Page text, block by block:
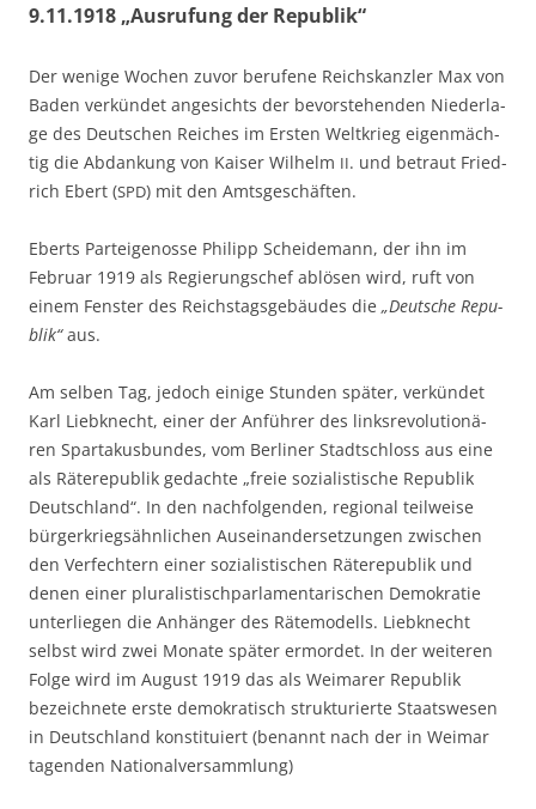
9.11.1918 „Ausrufung der Republik“
Der weni­ge Wochen zuvor beru­fe­ne Reichs­kanz­ler Max von
Baden ver­kün­det ange­sichts der bevor­ste­hen­den Nie­der­la­
ge des Deut­schen Rei­ches im Ers­ten Welt­krieg eigen­mäch­
tig die Abdan­kung von Kai­ser Wil­helm II. und betraut Fried­
rich Ebert (SPD) mit den Amtsgeschäften.
Eberts Par­tei­ge­nos­se Phil­ipp Schei­de­mann, der ihn im
Febru­ar 1919 als Regie­rungs­chef ablö­sen wird, ruft von
einem Fens­ter des Reichs­tags­ge­bäu­des die „Deut­sche Repu­
blik“aus.
Am sel­ben Tag, jedoch eini­ge Stun­den spä­ter, ver­kün­det
Karl Lieb­knecht, einer der Anfüh­rer des links­re­vo­lu­tio­nä­
ren Spar­ta­kus­bun­des, vom Ber­li­ner Stadt­schloss aus eine
als Räte­re­pu­blik gedach­te „freie sozia­lis­ti­sche Repu­blik
Deutsch­land“. In den nach­fol­gen­den, regio­nal teil­wei­se
bür­ger­kriegs­ähn­li­chen Aus­ein­an­der­set­zun­gen zwi­schen
den Ver­fech­tern einer sozia­lis­ti­schen Räte­re­pu­blik und
denen einer plu­ra­lis­tisch­par­la­men­ta­ri­schen Demo­kra­tie
unter­lie­gen die Anhän­ger des Räte­mo­dells. Lieb­knecht
selbst wird zwei Mona­te spä­ter ermor­det. In der wei­te­ren
Fol­ge wird im August 1919 das als Wei­ma­rer Repu­blik
bezeich­ne­te ers­te demo­kra­tisch struk­tu­rier­te Staats­we­sen
in Deutsch­land kon­sti­tu­iert (benannt nach der in Wei­mar
tagen­den Nationalversammlung)